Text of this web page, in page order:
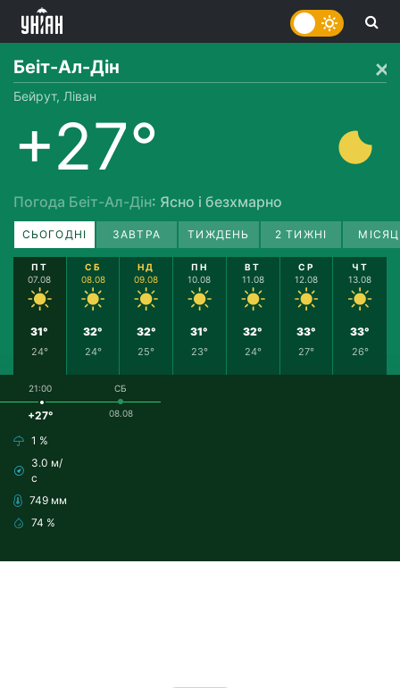
Беіт-Ал-Дін
Бейрут, Ліван
+27°
Погода Беіт-Ал-Дін: Ясно і безхмарно
СЬОГОДНІ ЗАВТРА ТИЖДЕНЬ 2 ТИЖНІ
ПТ
07.08
31°
24°
СБ
08.08
32°
24°
НД
09.08
32°
25°
ПН
10.08
31°
23°
ВТ
11.08
32°
24°
СР
12.08
33°
27°
ЧТ
13.08
33°
26°
21:00
+27°
1 %
3.0 м/
с
749 мм
74 %
СБ
08.08